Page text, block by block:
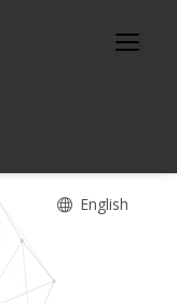
English